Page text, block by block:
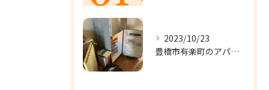
2023/10/23
豊橋市有楽町のアパートに遺品整理に向かいました。